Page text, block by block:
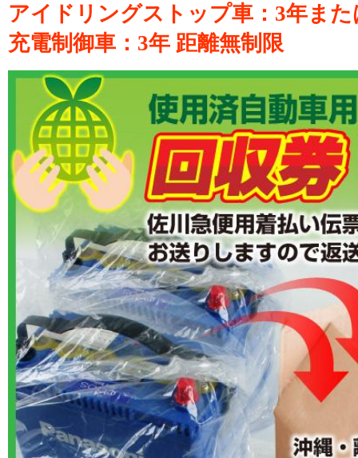
アイドリングストップ車：3年また
充電制御車：3年 距離無制限